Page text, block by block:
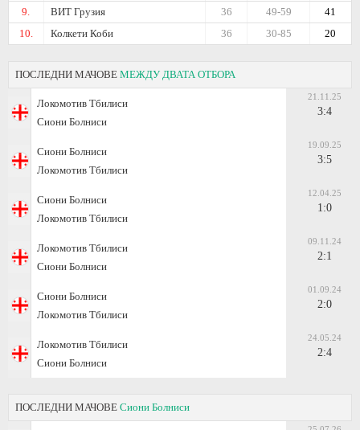
9.
ВИТ Грузия 41
49-59
36
10.
Колкети Коби 20
30-85
36
ПОСЛЕДНИ МАЧОВЕ МЕЖДУ ДВАТА ОТБОРА
Локомотив Тбилиси
Сиони Болниси
21.11.25
3:4
Сиони Болниси
Локомотив Тбилиси
19.09.25
3:5
Сиони Болниси
Локомотив Тбилиси
12.04.25
1:0
Локомотив Тбилиси
Сиони Болниси
09.11.24
2:1
Сиони Болниси
Локомотив Тбилиси
01.09.24
2:0
Локомотив Тбилиси
Сиони Болниси
24.05.24
2:4
ПОСЛЕДНИ МАЧОВЕ Сиони Болниси